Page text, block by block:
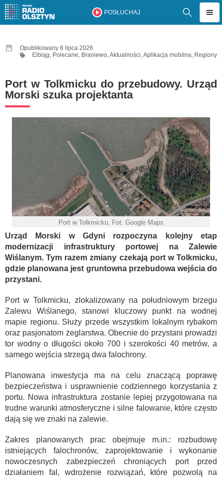
POSŁUCHAJ
Opublikowany 8 lipca 2026
Elbląg, Polecane, Braniewo,Aktualności,Aplikacja mobilna, Regiony
Port w Tolkmicku do przebudowy. Urząd
Morski szuka projektanta
Port w Tolkmicku. Fot. Google Maps
Urząd Morski w Gdyni rozpoczyna kolejny etap
modernizacji infrastruktury portowej na Zalewie
Wiślanym. Tym razem zmiany czekają port w Tolkmicku,
gdzie planowana jest gruntowna przebudowa wejścia do
przystani.
Port w Tolkmicku, zlokalizowany na południowym brzegu
Zalewu Wiślanego, stanowi kluczowy punkt na wodnej
mapie regionu. Służy przede wszystkim lokalnym rybakom
oraz pasjonatom żeglarstwa. Obecnie do przystani prowadzi
tor wodny o długości około 700 i szerokości 40 metrów, a
samego wejścia strzegą dwa falochrony.
Planowana inwestycja ma na celu znaczącą poprawę
bezpieczeństwa i usprawnienie codziennego korzystania z
portu. Nowa infrastruktura zostanie lepiej przygotowana na
trudne warunki atmosferyczne i silne falowanie, które często
dają się we znaki na zalewie.
Zakres planowanych prac obejmuje m.in.: rozbudowę
istniejących falochronów, zaprojektowanie i wykonanie
nowoczesnych zabezpieczeń chroniących port przed
działaniem fal, wdrożenie rozwiązań, które pozwolą na